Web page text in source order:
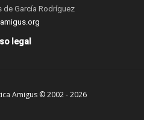
de García Rodríguez
legal
Amigus © 2002 - 2026